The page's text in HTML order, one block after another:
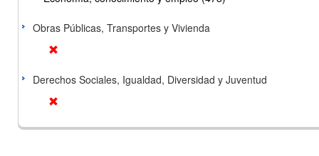
Obras Públicas, Transportes y Vivienda
Derechos Sociales, Igualdad, Diversidad y Juventud